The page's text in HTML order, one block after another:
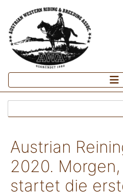
nach:
Austrian
2020.
startet die